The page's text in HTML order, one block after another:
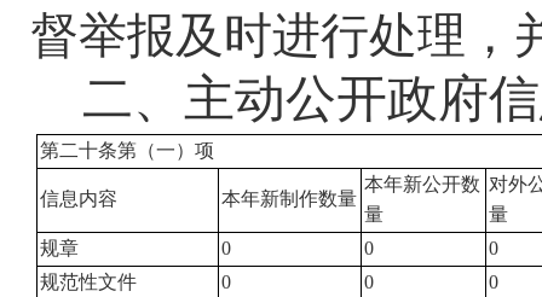
督举报及时进行处理，
二、主动公开政府
第二十条第（一）项
信息内容 本年新制作数量
本年新公开数
量
对外
量
规章
0 0
0
规范性文件
0 0 0